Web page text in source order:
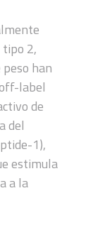
2,
han
label
de
del
1),
estimula
a la